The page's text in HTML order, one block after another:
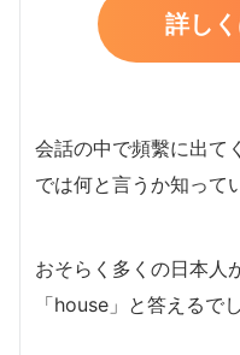
詳し
会話の中で頻繫に出て
では何と言うか知って
おそらく多くの日本人
「house」と答えるで